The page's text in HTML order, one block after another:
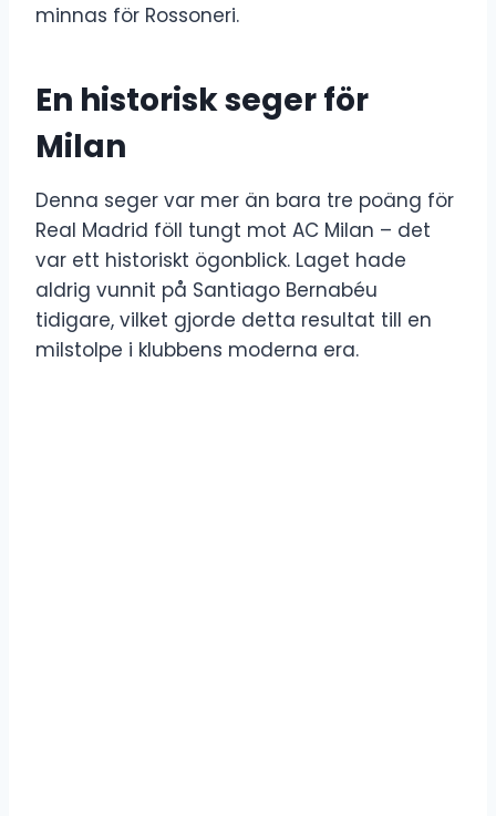
minnas för Rossoneri.
En historisk seger för
Milan
Denna seger var mer än bara tre poäng för
Real Madrid föll tungt mot AC Milan – det
var ett historiskt ögonblick. Laget hade
aldrig vunnit på Santiago Bernabéu
tidigare, vilket gjorde detta resultat till en
milstolpe i klubbens moderna era.